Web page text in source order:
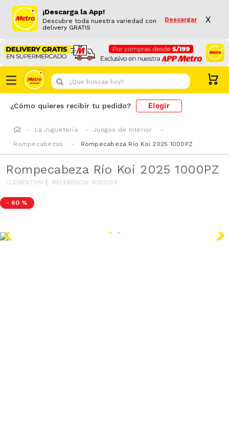
¡Descarga la App!
Descubre toda nuestra variedad con
delivery GRATIS
Descargar X
¿Que buscas hoy?
¿Cómo quieres recibir tu pedido? Elegir
La Juguetería
Juegos de Interior
Rompecabezas
Rompecabeza Río Koi 2025 1000PZ
Rompecabeza Río Koi 2025 1000PZ
CLEMENTONI REFERENCIA:1063269
- 60 %